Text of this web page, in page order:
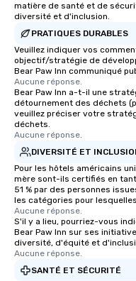
matière de santé et de
diversité et d'inclusion.
PRATIQUES DURABLES
Veuillez indiquer vos
objectif/stratégie de
Bear Paw Inn communiqué
Aucune réponse.
Bear Paw Inn a-t-il une
détournement des déchets
veuillez préciser votre
déchets.
Aucune réponse.
DIVERSITÉ ET
Pour les hôtels américains
mère sont-ils certifiés en
51 % par des personnes
les catégories pour
Aucune réponse.
S'il y a lieu, pourriez-vous
Bear Paw Inn sur ses
diversité, d'équité et
Aucune réponse.
SANTÉ ET SÉCURITÉ